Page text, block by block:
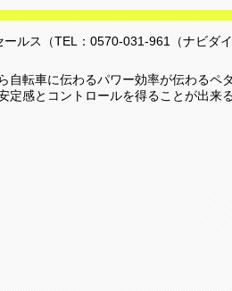
ルス（TEL：0570-031-961（ナビダイ
自転車に伝わるパワー効率が伝わるペ
定感とコントロールを得ることが出来る